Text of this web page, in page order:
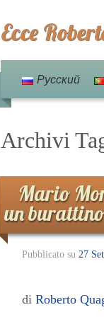
Ecce
Русский
Archivi
Mario
un burattino
Pubblicato su 27
di Roberto